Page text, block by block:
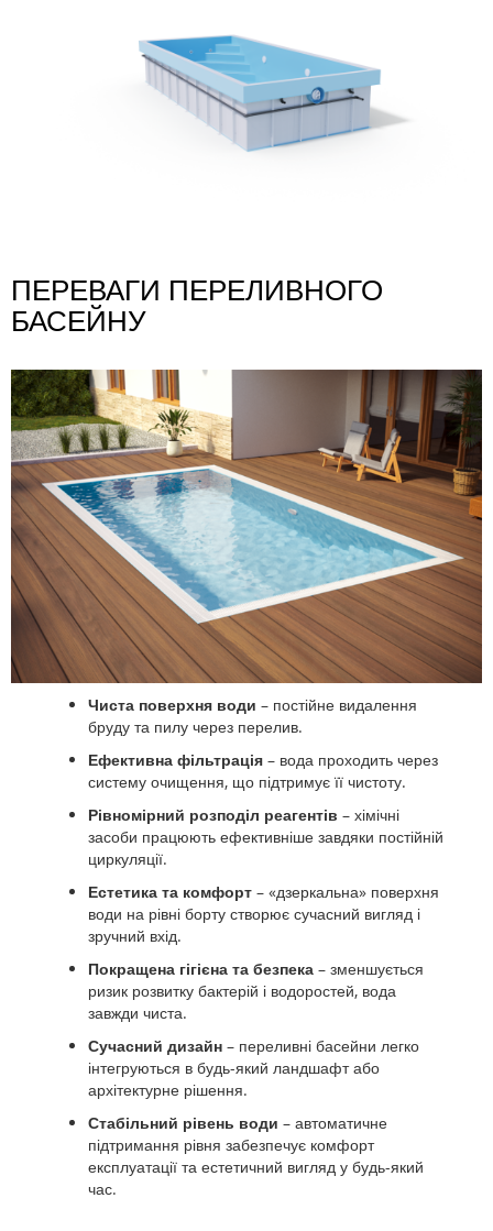
ПЕРЕВАГИ ПЕРЕЛИВНОГО
БАСЕЙНУ
Чиста поверхня води – постійне видалення
бруду та пилу через перелив.
Ефективна фільтрація – вода проходить через
систему очищення, що підтримує її чистоту.
Рівномірний розподіл реагентів – хімічні
засоби працюють ефективніше завдяки постійній
циркуляції.
Естетика та комфорт – «дзеркальна» поверхня
води на рівні борту створює сучасний вигляд і
зручний вхід.
Покращена гігієна та безпека – зменшується
ризик розвитку бактерій і водоростей, вода
завжди чиста.
Сучасний дизайн – переливні басейни легко
інтегруються в будь-який ландшафт або
архітектурне рішення.
Стабільний рівень води – автоматичне
підтримання рівня забезпечує комфорт
експлуатації та естетичний вигляд у будь-який
час.